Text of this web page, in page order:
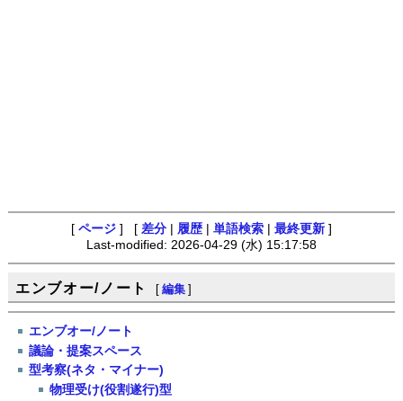
[ ページ ] [ 差分 履歴 単語検索 最終更新 ]
Last-modified: 2026-04-29 (水) 15:17:58
エンブオー/ノート [ 編集 ]
エンブオー/ノート
議論・提案スペース
型考察(ネタ・マイナー)
物理受け(役割遂行)型